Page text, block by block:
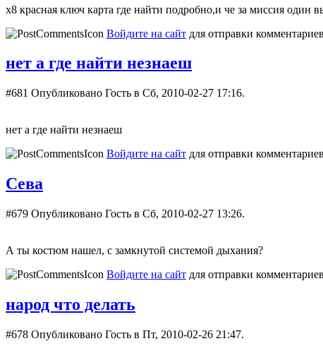
х8 красная ключ карта где найти подробно,и че за миссия один
Войдите на сайт для отправки комментариев
нет а где найти незнаеш
#681 Опубликовано Гость в Сб, 2010-02-27 17:16.
нет а где найти незнаеш
Войдите на сайт для отправки комментариев
Сева
#679 Опубликовано Гость в Сб, 2010-02-27 13:26.
А ты костюм нашел, с замкнутой системой дыхания?
Войдите на сайт для отправки комментариев
народ что делать
#678 Опубликовано Гость в Пт, 2010-02-26 21:47.